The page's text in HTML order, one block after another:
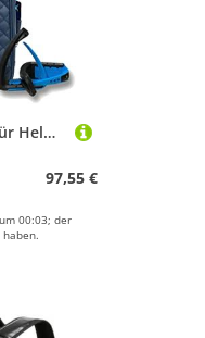
Sport Tent Reittasche für Helm und Stiefel Kombitasche Stiefeltasche Leder PU Reitstiefeltasche mit helmfach Tragetasche Groß Blau
97,55 €
00:03; der